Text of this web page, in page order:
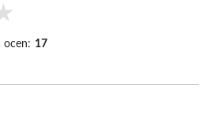
ocen: 17